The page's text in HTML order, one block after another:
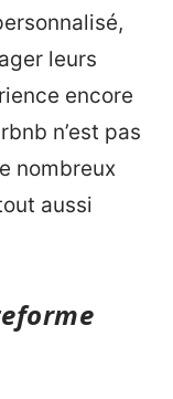
leurs
encore
n’est pas
nombreux
aussi